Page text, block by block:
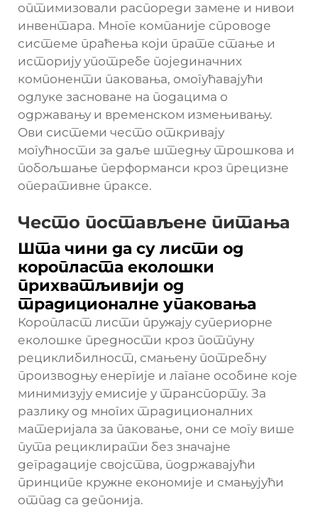
оптимизовали распореди замене и нивои
инвентара. Многе компаније спроводе
системе праћења који прате стање и
историју употребе појединачних
компоненти паковања, омогућавајући
одлуке засноване на подацима о
одржавању и временском измењивању.
Ови системи често откривају
могућности за даље штедњу трошкова и
побољшање перформанси кроз прецизне
оперативне праксе.
Често постављене питања
Шта чини да су листи од
коропласта еколошки
прихватљивији од
традиционалне упаковања
Коропласт листи пружају супериорне
еколошке предности кроз потпуну
рециклибилност, смањену потребну
производњу енергије и лагане особине које
минимизују емисије у транспорту. За
разлику од многих традиционалних
материјала за паковање, они се могу више
пута рециклирати без значајне
деградације својства, подржавајући
принципе кружне економије и смањујући
отпад са депонија.